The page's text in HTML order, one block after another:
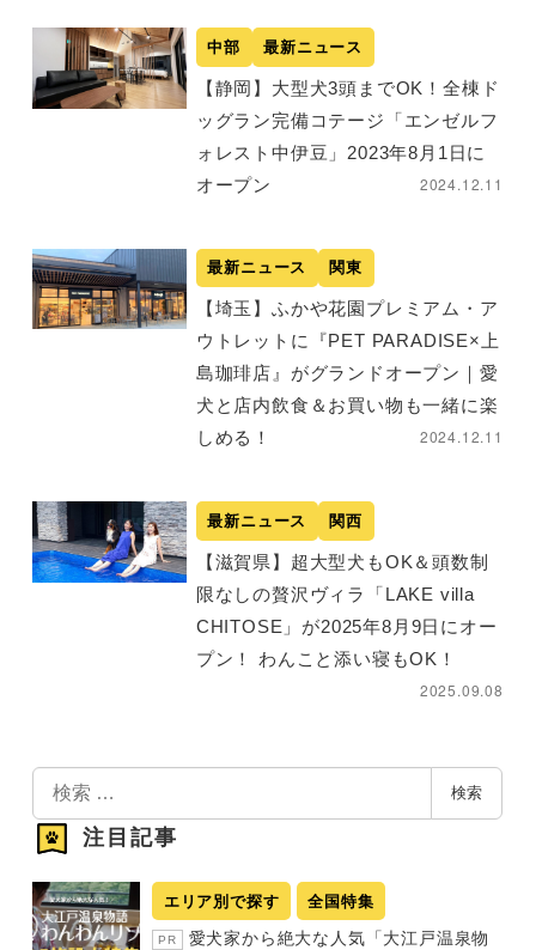
中部 最新ニュース
【静岡】大型犬3頭までOK！全棟ド
ッグラン完備コテージ「エンゼルフ
ォレスト中伊豆」2023年8月1日に
オープン
2024.12.11
最新ニュース 関東
【埼玉】ふかや花園プレミアム・ア
ウトレットに『PET PARADISE×上
島珈琲店』がグランドオープン｜愛
犬と店内飲食＆お買い物も一緒に楽
しめる！
2024.12.11
最新ニュース 関西
【滋賀県】超大型犬もOK＆頭数制
限なしの贅沢ヴィラ「LAKE villa
CHITOSE」が2025年8月9日にオー
プン！ わんこと添い寝もOK！
2025.09.08
検
索
検索
注目記事
エリア別で探す 全国特集
PR
愛犬家から絶大な人気「大江戸温泉物